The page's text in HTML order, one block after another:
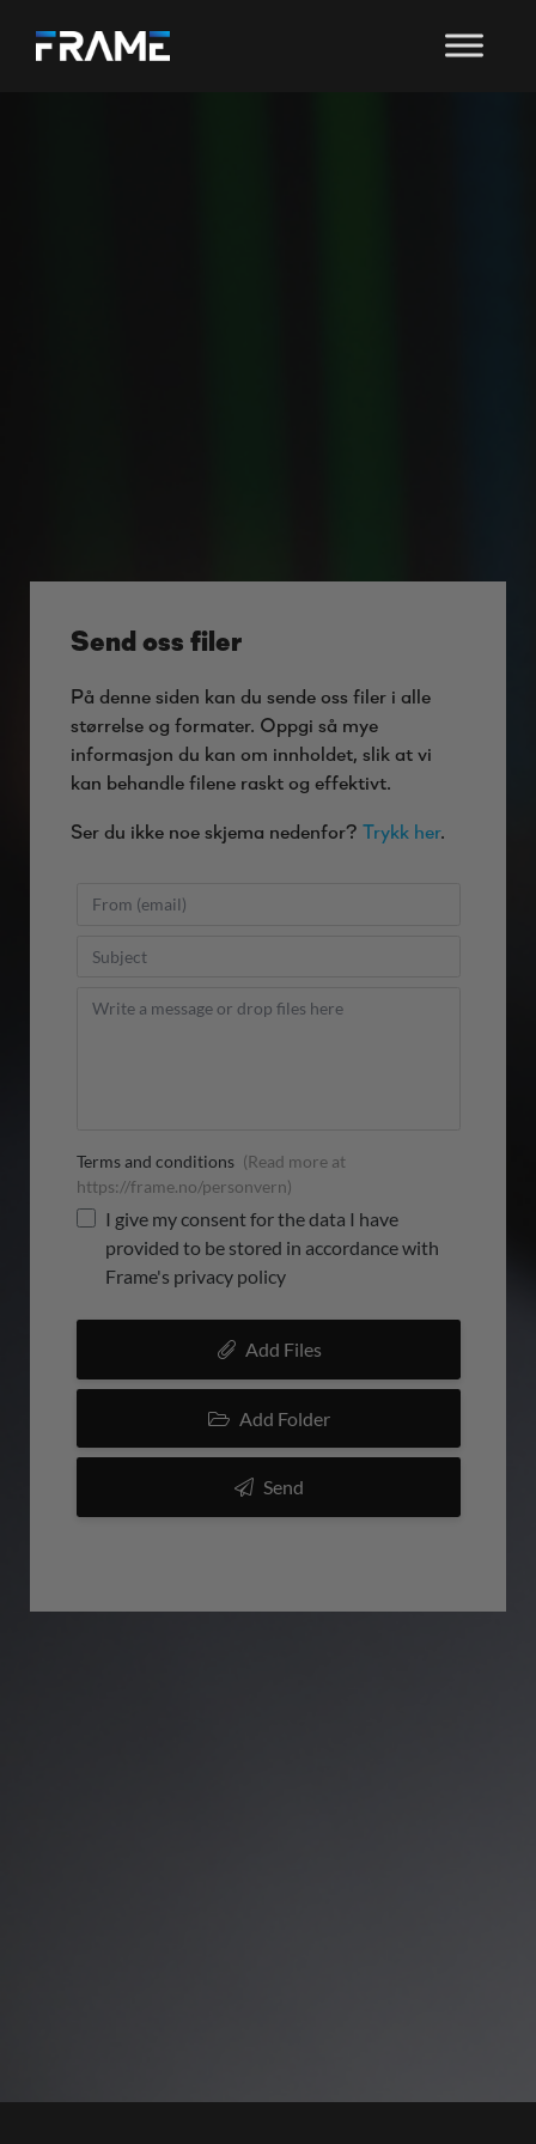
Send oss filer
På denne siden kan du sende oss filer i alle
størrelse og formater. Oppgi så mye
informasjon du kan om innholdet, slik at vi
kan behandle filene raskt og effektivt.
Ser du ikke noe skjema nedenfor? Trykk her.